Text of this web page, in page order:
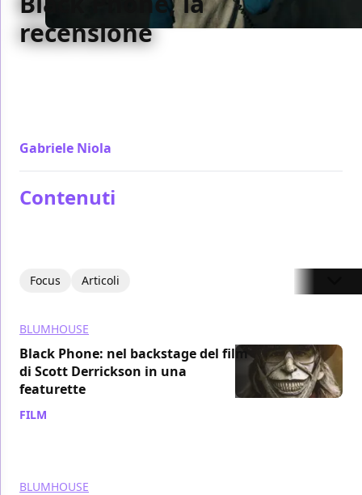
recensione
Gabriele Niola
Contenuti
Focus Articoli
BLUMHOUSE
Black Phone: nel backstage del film
di Scott Derrickson in una
featurette
FILM
BLUMHOUSE